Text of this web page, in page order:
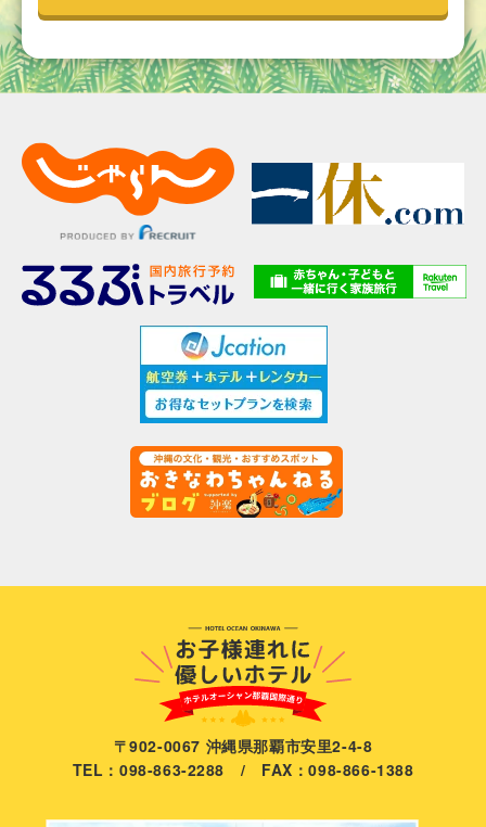
〒902-0067 沖縄県那覇市安里2-4-8
TEL：098-863-2288 / FAX：098-866-1388